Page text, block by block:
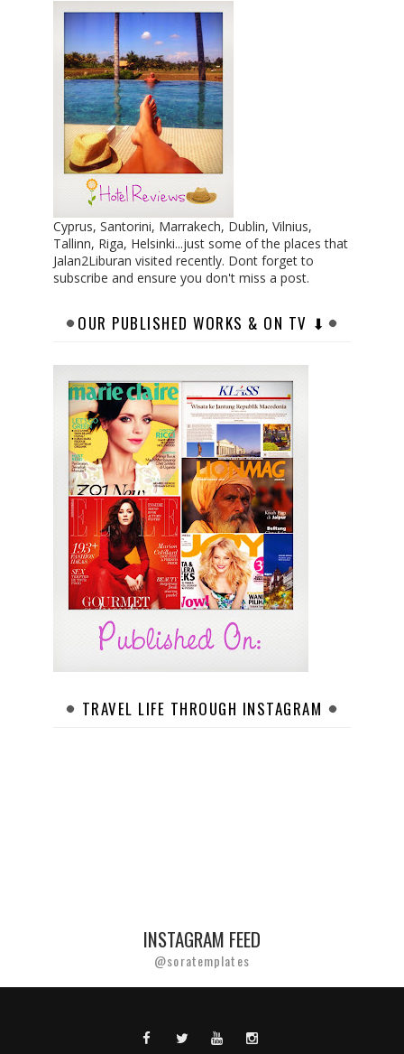
Cyprus, Santorini, Marrakech, Dublin, Vilnius,
Tallinn, Riga, Helsinki...just some of the places that
Jalan2Liburan visited recently. Dont forget to
subscribe and ensure you don't miss a post.
OUR PUBLISHED WORKS & ON TV ⬇︎
TRAVEL LIFE THROUGH INSTAGRAM
INSTAGRAM FEED
@soratemplates